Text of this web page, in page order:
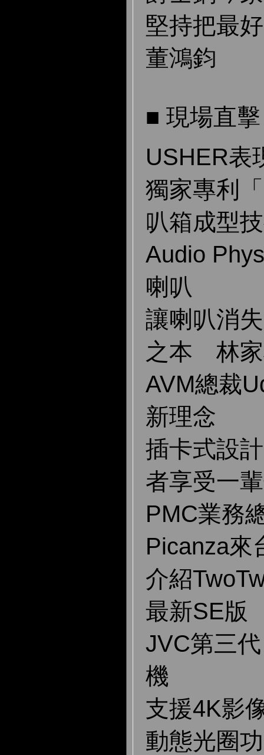
堅持把最
董鴻鈞
■ 現場直擊
USHER表
獨家專利
叭箱成型
Audio
喇叭
讓喇叭消
之本 林
AVM總裁
新理念
插卡式設
者享受一
PMC業務
Picanza來
介紹
最新SE
JVC第三
機
支援4K影
動態光圈